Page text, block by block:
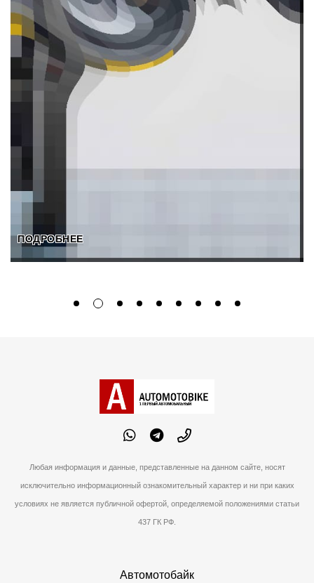
ПОДРОБНЕЕ
Любая информация и данные, представленные на данном сайте, носят
исключительно информационный ознакомительный характер и ни при каких
условиях не является публичной офертой, определяемой положениями статьи
437 ГК РФ.
Автомотобайк